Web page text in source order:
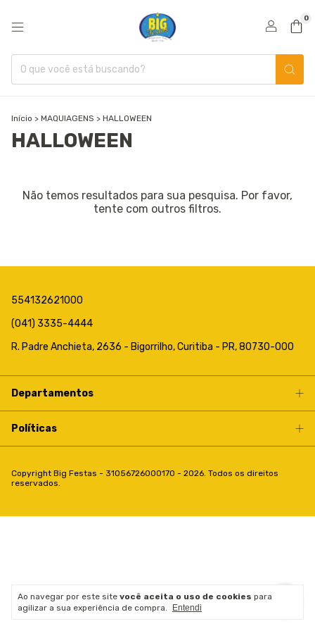
0
Ao navegar por este site você aceita o uso de cookies para
agilizar a sua experiência de compra.
Entendi
Início > MAQUIAGENS > HALLOWEEN
HALLOWEEN
Não temos resultados para sua pesquisa. Por favor,
tente com outros filtros.
554132621000
(041) 3335-4444
R. Padre Anchieta, 2636 - Bigorrilho, Curitiba - PR, 80730-000
Departamentos
Políticas
Copyright Big Festas - 31056726000170 - 2026. Todos os direitos
reservados.